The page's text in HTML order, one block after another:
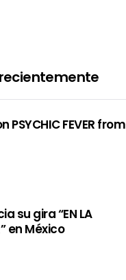
PSYCHIC FEVER from
su gira “EN LA
en México